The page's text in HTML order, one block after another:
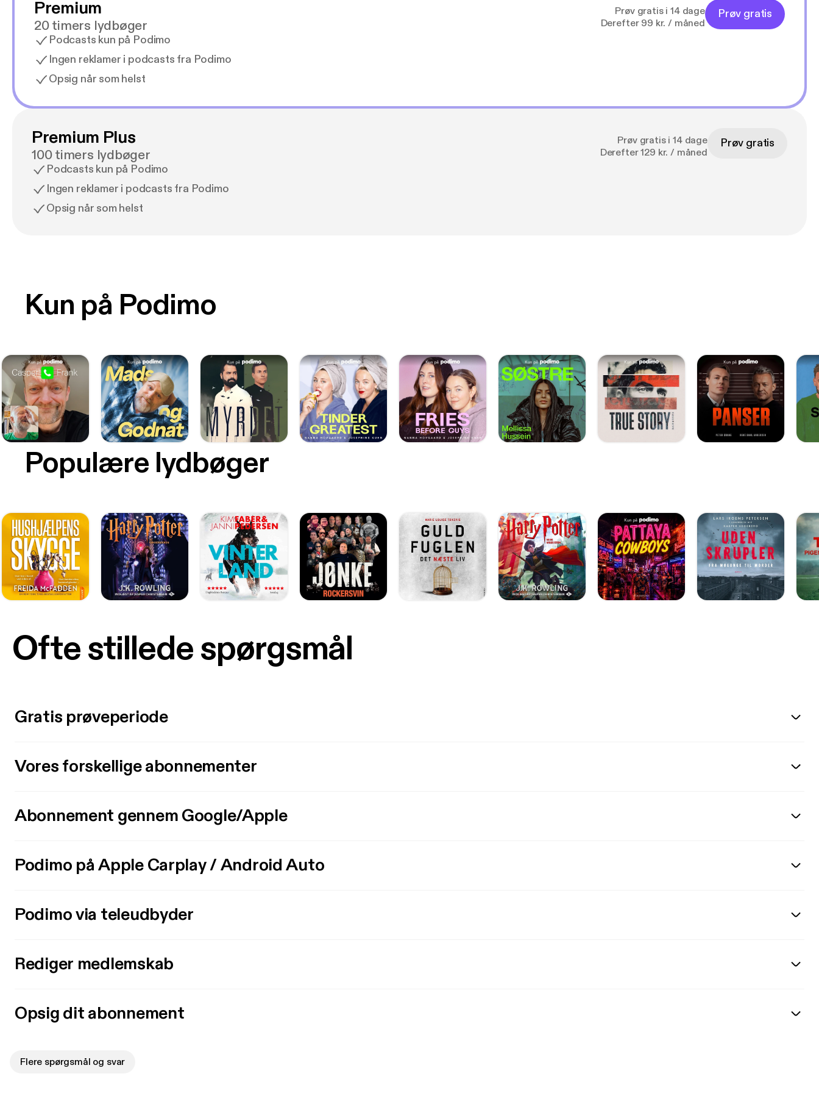
Premium
20 timers lydbøger
Podcasts kun på Podimo
Ingen reklamer i podcasts fra Podimo
Opsig når som helst
Prøv gratis i 14 dage
Derefter 99 kr. / måned
Prøv gratis
Premium Plus
100 timers lydbøger
Podcasts kun på Podimo
Ingen reklamer i podcasts fra Podimo
Opsig når som helst
Prøv gratis i 14 dage
Derefter 129 kr. / måned
Prøv gratis
Kun på Podimo
Populære lydbøger
Ofte stillede spørgsmål
Gratis prøveperiode
Vores forskellige abonnementer
Abonnement gennem Google/Apple
Podimo på Apple Carplay / Android Auto
Podimo via teleudbyder
Rediger medlemskab
Opsig dit abonnement
Flere spørgsmål og svar